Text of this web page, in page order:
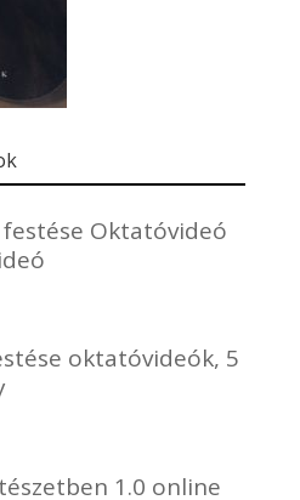
Oktatóvideó
oktatóvideók, 5
1.0 online